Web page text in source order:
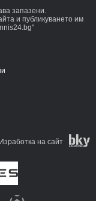
запазени.
и публикуването им
Изработка на сайт